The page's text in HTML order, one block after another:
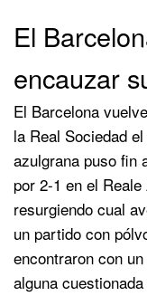
El
encauzar
El Barcelona
la Real Sociedad
azulgrana puso fin
por 2-1 en el
resurgiendo cual
un partido con
encontraron con
alguna